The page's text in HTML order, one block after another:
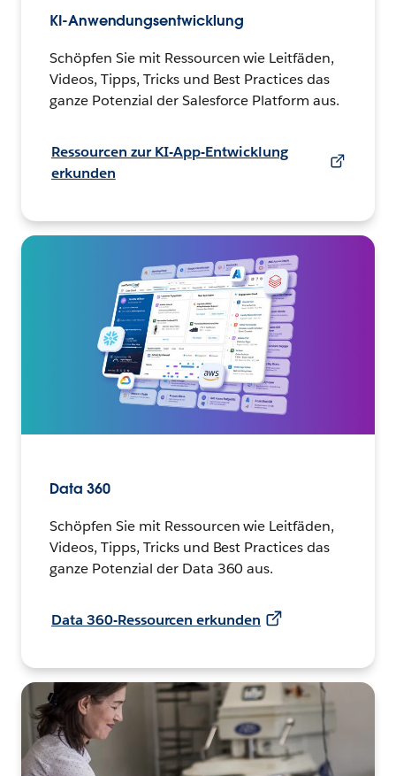
KI-Anwendungsentwicklung
Schöpfen Sie mit Ressourcen wie Leitfäden,
Videos, Tipps, Tricks und Best Practices das
ganze Potenzial der Salesforce Platform aus.
Ressourcen zur KI-App-Entwicklung
erkunden
Data 360
Schöpfen Sie mit Ressourcen wie Leitfäden,
Videos, Tipps, Tricks und Best Practices das
ganze Potenzial der Data 360 aus.
Data 360-Ressourcen erkunden